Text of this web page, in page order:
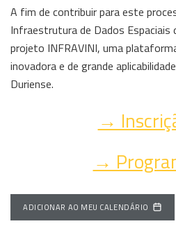
A fim de contribuir para este
Infraestrutura de Dados Espaciais
projeto INFRAVINI, uma
inovadora e de grande
Duriense.
→
→
ADICIONAR AO MEU CALENDÁRIO